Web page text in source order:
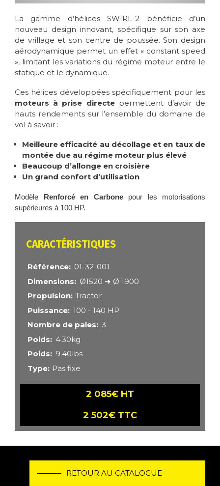
La gamme d’hélices SWIRL-2 bénéficie d’un
nouveau design innovant, spécifique sur son axe
de vrillage et son centre de poussée. Son design
aérodynamique permet un effet « constant speed
», limitant les variations du régime moteur entre le
statique et le dynamique.
Ces hélices développées spécifiquement pour les
moteurs à prise directepermettent d’avoir de
hauts rendements sur l’ensemble du domaine de
vol à savoir :
Meilleure efficacité au décollage et en taux de
montée due au régime moteur plus élevé
Beaucoup d’allonge en croisière
Un grand confort d’utilisation
Modèle Renforcé en Carbonepour les motorisations
supérieures à 100 HP.
CARACTÉRISTIQUES
Référence
01-32-001
Dimensions
Ø1520 ➜ Ø 1900
Propulsion Tractor
Puissance
100 - 140 HP
Nombre de pales
3
Poids
4.30kg
Poids
9.40lbs
Type Pas fixe
2 085€ HT
2 502€ TTC
RETOUR AU CATALOGUE